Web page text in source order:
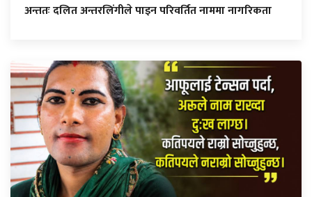
अन्ततः दलित अन्तरलिंगीले पाइन परिवर्तित नाममा नागरिकता